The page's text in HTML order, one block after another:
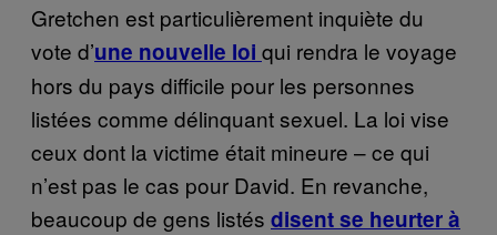
Gretchen est particulièrement inquiète du
vote d’une nouvelle loi qui rendra le voyage
hors du pays difficile pour les personnes
listées comme délinquant sexuel. La loi vise
ceux dont la victime était mineure – ce qui
n’est pas le cas pour David. En revanche,
beaucoup de gens listés disent se heurter à